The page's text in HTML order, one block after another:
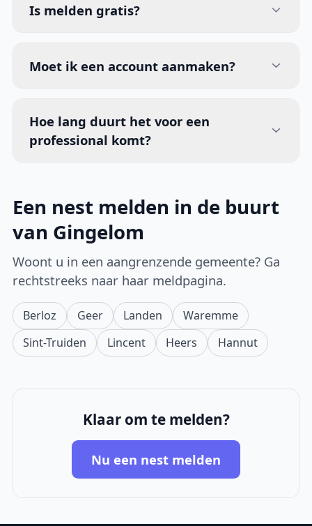
Is melden gratis?
Moet ik een account aanmaken?
Hoe lang duurt het voor een
professional komt?
Een nest melden in de buurt
van Gingelom
Woont u in een aangrenzende gemeente? Ga
rechtstreeks naar haar meldpagina.
Berloz Geer Landen
Waremme
Sint-Truiden
Lincent Heers Hannut
Klaar om te melden?
Nu een nest melden